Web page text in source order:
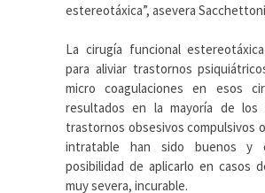
estereotáxica”, asevera
La cirugía funcional
para aliviar trastornos
micro coagulaciones en esos
resultados en la mayoría de los
trastornos obsesivos compulsivos
intratable han sido buenos y
posibilidad de aplicarlo en casos
muy severa, incurable.